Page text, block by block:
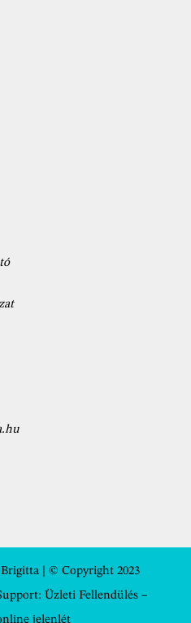
| © Copyright 2023
Üzleti Fellendülés –
jelenlét